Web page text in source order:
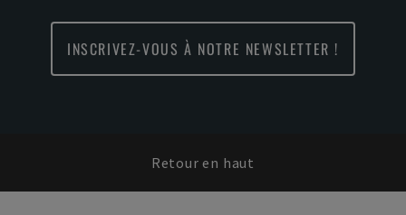
INSCRIVEZ-VOUS À NOTRE NEWSLETTER !
Retour en haut